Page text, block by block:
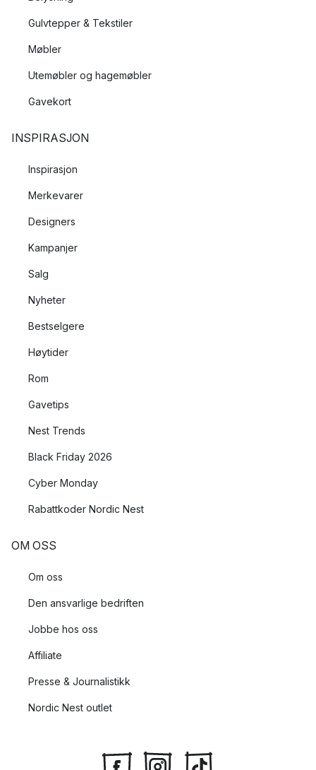
Gulvtepper & Tekstiler
Møbler
Utemøbler og hagemøbler
Gavekort
INSPIRASJON
Inspirasjon
Merkevarer
Designers
Kampanjer
Salg
Nyheter
Bestselgere
Høytider
Rom
Gavetips
Nest Trends
Black Friday 2026
Cyber Monday
Rabattkoder Nordic Nest
OM OSS
Om oss
Den ansvarlige bedriften
Jobbe hos oss
Affiliate
Presse & Journalistikk
Nordic Nest outlet